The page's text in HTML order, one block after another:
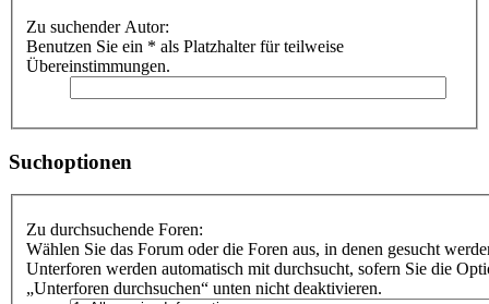
Zu suchender Autor:
Benutzen Sie ein * als Platzhalter für teilweise
Übereinstimmungen.
Suchoptionen
Zu durchsuchende Foren:
Wählen Sie das Forum oder die Foren aus, in denen gesucht
Unterforen werden automatisch mit durchsucht, sofern Sie die
„Unterforen durchsuchen“ unten nicht deaktivieren.